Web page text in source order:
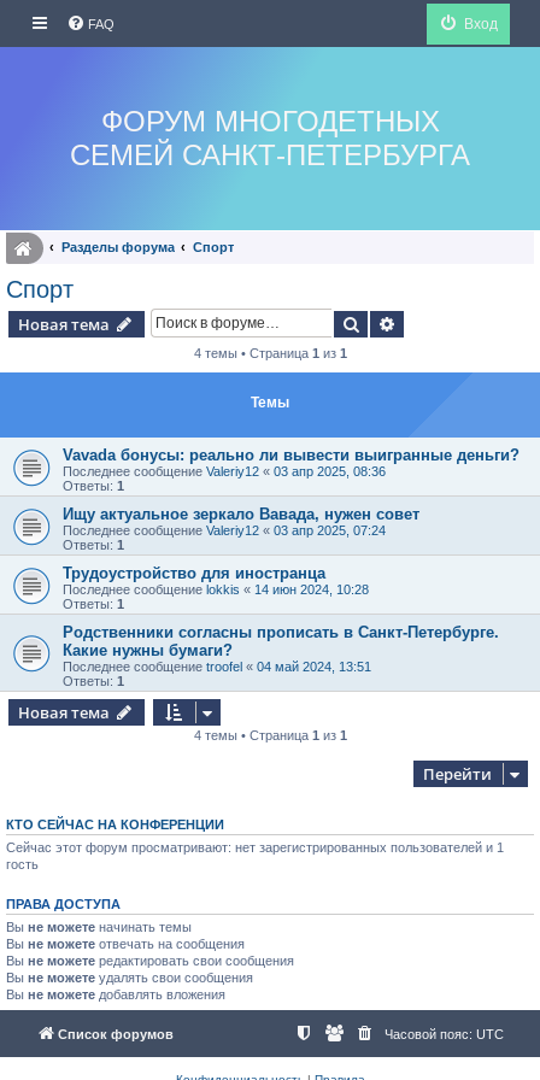
FAQ Вход
ФОРУМ МНОГОДЕТНЫХ
СЕМЕЙ САНКТ-ПЕТЕРБУРГА
Разделы форума Спорт
Спорт
Новая тема Поиск
4 темы • Страница 1 из 1
Темы
Vavada бонусы: реально ли вывести выигранные деньги?
Последнее сообщение Valeriy12 « 03 апр 2025, 08:36
Ответы: 1
Ищу актуальное зеркало Вавада, нужен совет
Последнее сообщение Valeriy12 « 03 апр 2025, 07:24
Ответы: 1
Трудоустройство для иностранца
Последнее сообщение lokkis « 14 июн 2024, 10:28
Ответы: 1
Родственники согласны прописать в Санкт-Петербурге.
Какие нужны бумаги?
Последнее сообщение troofel « 04 май 2024, 13:51
Ответы: 1
Новая тема
4 темы • Страница 1 из 1
Перейти
КТО СЕЙЧАС НА КОНФЕРЕНЦИИ
Сейчас этот форум просматривают: нет зарегистрированных пользователей и 1
гость
ПРАВА ДОСТУПА
Вы не можете начинать темы
Вы не можете отвечать на сообщения
Вы не можете редактировать свои сообщения
Вы не можете удалять свои сообщения
Вы не можете добавлять вложения
Список форумов Часовой пояс: UTC